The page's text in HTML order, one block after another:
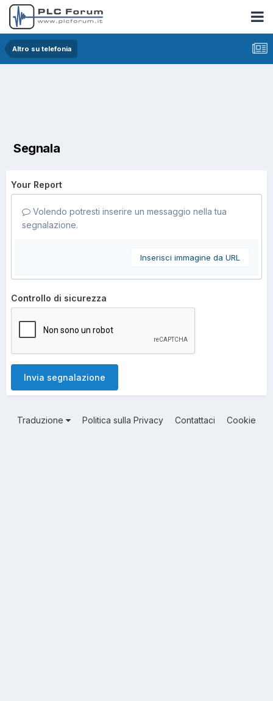
Altro su telefonia
Segnala
Your Report
Volendo potresti inserire un messaggio nella tua
segnalazione.
Inserisci immagine da URL
Controllo di sicurezza
Invia segnalazione
Traduzione Politica sulla Privacy Contattaci Cookie